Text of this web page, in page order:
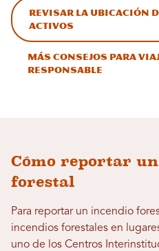
Revisar la ubicación
activos
Más consejos para
responsable
Cómo reportar
forestal
Para reportar un incendio
incendios forestales en
uno de los Centros